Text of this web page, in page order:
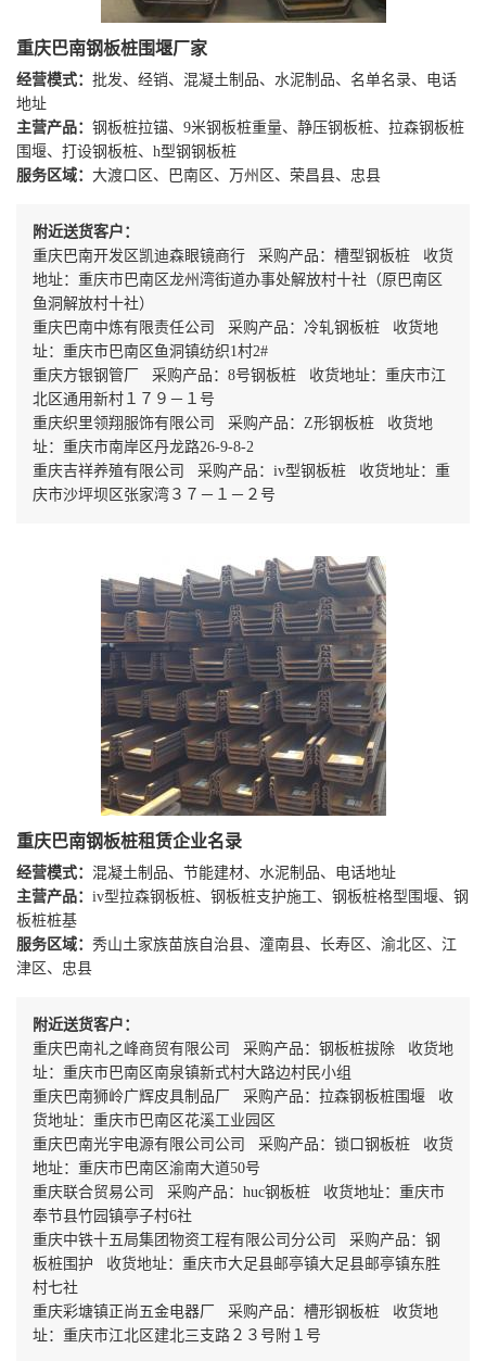
重庆巴南钢板桩围堰厂家
经营模式： 批发、经销、混凝土制品、水泥制品、名单名录、电话
地址
主营产品： 钢板桩拉锚、9米钢板桩重量、静压钢板桩、拉森钢板桩
围堰、打设钢板桩、h型钢钢板桩
服务区域： 大渡口区、巴南区、万州区、荣昌县、忠县
附近送货客户：
重庆巴南开发区凯迪森眼镜商行 采购产品：槽型钢板桩 收货
地址：重庆市巴南区龙州湾街道办事处解放村十社（原巴南区
鱼洞解放村十社）
重庆巴南中炼有限责任公司 采购产品：冷轧钢板桩 收货地
址：重庆市巴南区鱼洞镇纺织1村2#
重庆方银钢管厂 采购产品：8号钢板桩 收货地址：重庆市江
北区通用新村１７９－１号
重庆织里领翔服饰有限公司 采购产品：Z形钢板桩 收货地
址：重庆市南岸区丹龙路26-9-8-2
重庆吉祥养殖有限公司 采购产品：iv型钢板桩 收货地址：重
庆市沙坪坝区张家湾３７－１－２号
重庆巴南钢板桩租赁企业名录
经营模式： 混凝土制品、节能建材、水泥制品、电话地址
主营产品： iv型拉森钢板桩、钢板桩支护施工、钢板桩格型围堰、钢
板桩桩基
服务区域： 秀山土家族苗族自治县、潼南县、长寿区、渝北区、江
津区、忠县
附近送货客户：
重庆巴南礼之峰商贸有限公司 采购产品：钢板桩拔除 收货地
址：重庆市巴南区南泉镇新式村大路边村民小组
重庆巴南狮岭广辉皮具制品厂 采购产品：拉森钢板桩围堰 收
货地址：重庆市巴南区花溪工业园区
重庆巴南光宇电源有限公司公司 采购产品：锁口钢板桩 收货
地址：重庆市巴南区渝南大道50号
重庆联合贸易公司 采购产品：huc钢板桩 收货地址：重庆市
奉节县竹园镇亭子村6社
重庆中铁十五局集团物资工程有限公司分公司 采购产品：钢
板桩围护 收货地址：重庆市大足县邮亭镇大足县邮亭镇东胜
村七社
重庆彩塘镇正尚五金电器厂 采购产品：槽形钢板桩 收货地
址：重庆市江北区建北三支路２３号附１号